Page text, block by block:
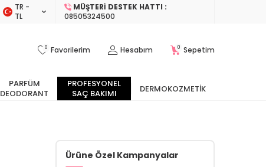
TR −
TL
MÜŞTERI DESTEK HATTI :
08505324500
0 Favorilerim Hesabım 0 Sepetim
PARFÜM
DEODORANT
PROFESYONEL
SAÇ BAKIMI
DERMOKOZMETIK
Ürüne Özel Kampanyalar